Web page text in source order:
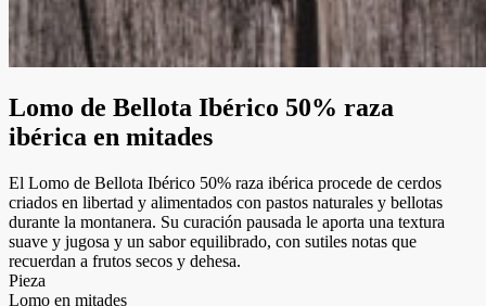
Lomo de Bellota Ibérico 50% raza
ibérica en mitades
El Lomo de Bellota Ibérico 50% raza ibérica procede de cerdos
criados en libertad y alimentados con pastos naturales y bellotas
durante la montanera. Su curación pausada le aporta una textura
suave y jugosa y un sabor equilibrado, con sutiles notas que
recuerdan a frutos secos y dehesa.
Pieza
Lomo en mitades